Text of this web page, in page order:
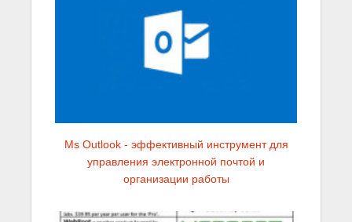
Ms Outlook - эффективный инструмент для
управления электронной почтой и
организации работы